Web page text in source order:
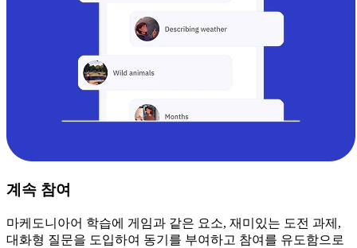
계속 참여
마케도니아어 학습에 게임과 같은 요소, 재미있는 도전 과제,
대화형 질문을 도입하여 동기를 부여하고 참여를 유도함으로